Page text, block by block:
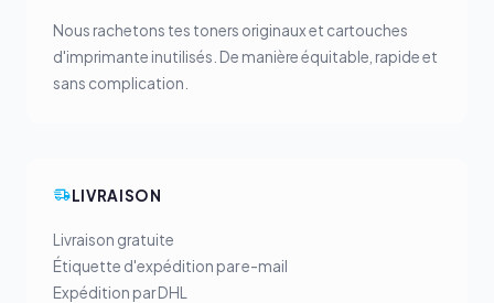
Nous rachetons tes toners originaux et cartouches
d'imprimante inutilisés. De manière équitable, rapide et
sans complication.
LIVRAISON
Livraison gratuite
Étiquette d'expédition par e-mail
Expédition par DHL